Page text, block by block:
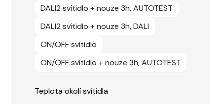
DALI2 svítidlo + nouze 3h, AUTOTEST
DALI2 svítidlo + nouze 3h, DALI
ON/OFF svítidlo
ON/OFF svítidlo + nouze 3h, AUTOTEST
Teplota okolí svítidla